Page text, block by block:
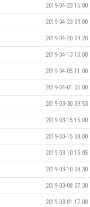
2019-04-23 15:00
2019-04-23 09:00
2019-04-20 09:20
2019-04-13 10:00
2019-04-05 11:00
2019-04-01 05:00
2019-03-30 09:53
2019-03-15 15:00
2019-03-15 08:00
2019-03-10 15:05
2019-03-10 08:30
2019-03-08 07:30
2019-03-01 17:00